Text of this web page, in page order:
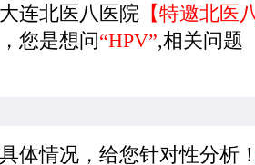
连北医八医院【特邀北医
，您是想问“HPV”,相关问题
体情况，给您针对性分析！